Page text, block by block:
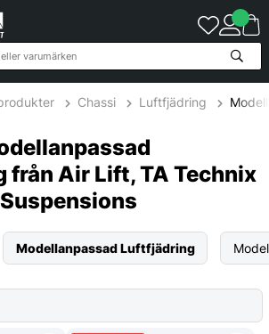
Chassi Luftfjädring
från Air Lift, TA Technix
Modellanpassad Luftfjädring
2619 Produkter